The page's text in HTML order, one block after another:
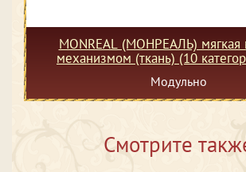
MONREAL (МОНРЕАЛЬ) мягкая
механизмом (ткань)
Модульно
Смотрите